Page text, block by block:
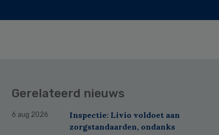
Gerelateerd nieuws
6 aug 2026
Inspectie: Livio voldoet aan
zorgstandaarden, ondanks